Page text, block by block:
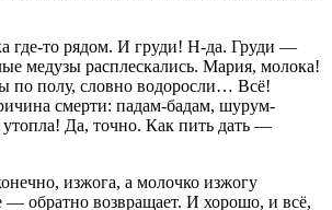
где-то рядом. И груди! Н-да. Груди —
медузы расплескались. Мария, молока!
по полу, словно водоросли… Всё!
смерти: падам-бадам, шурум-
Да, точно. Как пить дать —
изжога, а молочко изжогу
— обратно возвращает. И хорошо, и всё,